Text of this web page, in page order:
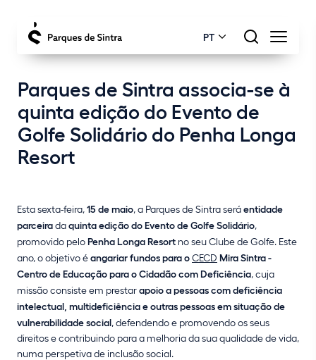
PT
Parques de Sintra associa-se à
quinta edição do Evento de
Golfe Solidário do Penha Longa
Resort
Esta sexta-feira,15 de maio, a Parques de Sintra seráentidade
parceiradaquinta edição do Evento de Golfe Solidário,
promovido peloPenha Longa Resort no seu Clube de Golfe. Este
ano, o objetivo éangariar fundos para oCECD Mira Sintra -
Centro de Educação para o Cidadão com Deficiência, cuja
missão consiste em prestarapoio a pessoas com deficiência
intelectual, multideficiência e outras pessoas em situação de
vulnerabilidade social, defendendo e promovendo os seus
direitos e contribuindo para a melhoria da sua qualidade de vida,
numa perspetiva de inclusão social.